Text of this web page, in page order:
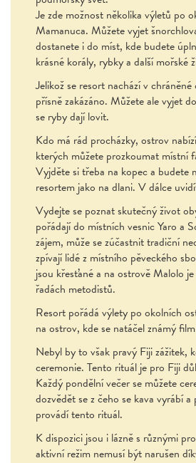
Je zde možnost několika výletů po
Mamanuca. Můžete vyjet
dostanete i do míst, kde budete
krásné korály, rybky a další mořské
Jelikož se resort nachází v
přísně zakázáno. Můžete ale vyjet
se ryby dají lovit.
Kdo má rád procházky, ostrov
kterých můžete prozkoumat místní
Vyjděte si třeba na kopec a budete
resortem jako na dlani. V dálce
Vydejte se poznat skutečný život
pořádají do místních vesnic Yaro a
zájem, může se zúčastnit tradiční
zpívají lidé z místního pěveckého
jsou křesťané a na ostrově Malolo
řadách metodistů.
Resort pořádá výlety po okolních
na ostrov, kde se natáčel známý
Nebyl by to však pravý Fiji zážitek,
ceremonie. Tento rituál je pro Fiji
Každý pondělní večer se můžete
dozvědět se z čeho se kava vyrábí
provádí tento rituál.
K dispozici jsou i lázně s různými
aktivní režim nemusí být narušen